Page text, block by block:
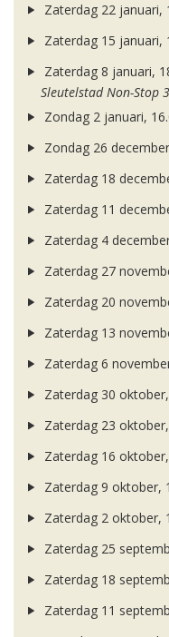
Zaterdag 22 januari,
Zaterdag 15 januari,
Zaterdag 8 januari,
Sleutelstad Non-Stop
Zondag 2 januari,
Zondag 26
Zaterdag 18
Zaterdag 11
Zaterdag 4
Zaterdag 27
Zaterdag 20
Zaterdag 13
Zaterdag 6
Zaterdag 30
Zaterdag 23
Zaterdag 16
Zaterdag 9 oktober,
Zaterdag 2 oktober,
Zaterdag 25
Zaterdag 18
Zaterdag 11